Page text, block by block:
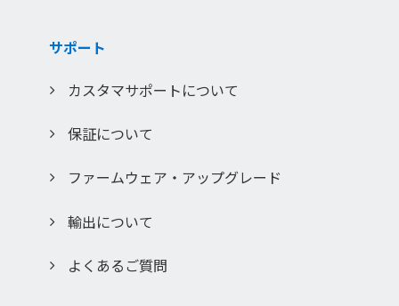
サポート
カスタマサポートについて
保証について
ファームウェア・アップグレード
輸出について
よくあるご質問